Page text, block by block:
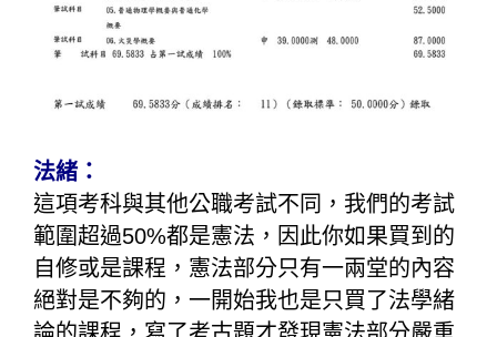
法緒：
這項考科與其他公職考試不同，我們的考試
範圍超過50%都是憲法，因此你如果買到的
自修或是課程，憲法部分只有一兩堂的內容
絕對是不夠的，一開始我也是只買了法學緒